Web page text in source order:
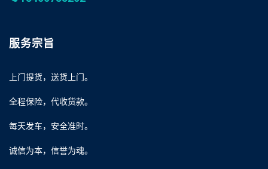
服务宗旨
上门提货，送货上门。
全程保险，代收货款。
每天发车，安全准时。
诚信为本，信誉为魂。